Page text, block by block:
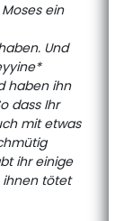
ein
Und
haben ihn
dass Ihr
mit etwas
ihr einige
tötet